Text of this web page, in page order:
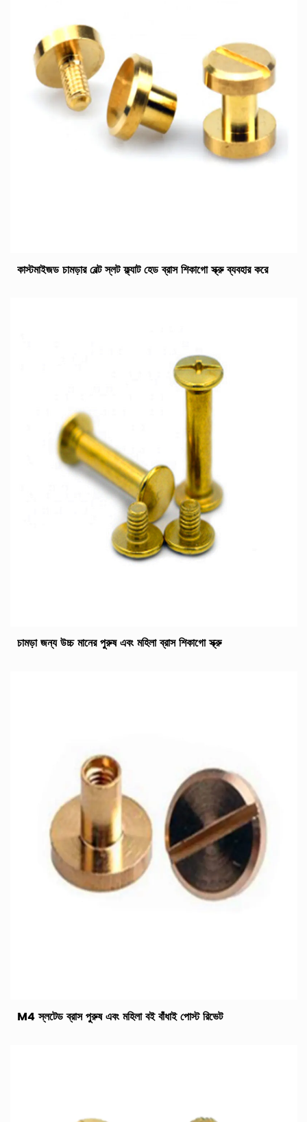
কাস্টমাইজড চামড়ার বেল্ট স্লট ফ্ল্যাট হেড ব্রাস শিকাগো স্ক্রু ব্যবহার করে
চামড়া জন্য উচ্চ মানের পুরুষ এবং মহিলা ব্রাস শিকাগো স্ক্রু
M4 স্লটেড ব্রাস পুরুষ এবং মহিলা বই বাঁধাই পোস্ট রিভেট